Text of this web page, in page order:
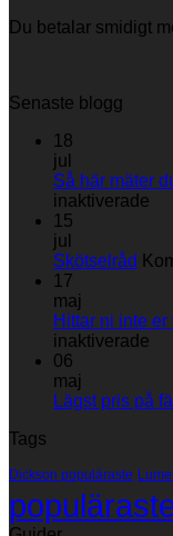
Du betalar smidigt
Senaste blogg
18
jul
Så här mäter
inaktiverade
15
jul
Skötselråd
17
maj
Hittar ni inte
inaktiverade
06
maj
Lägst pris på
Tags
Dickson populäraste